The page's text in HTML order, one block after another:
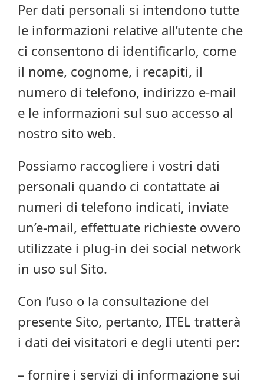
Per dati personali si intendono tutte
le informazioni relative all’utente che
ci consentono di identificarlo, come
il nome, cognome, i recapiti, il
numero di telefono, indirizzo e-mail
e le informazioni sul suo accesso al
nostro sito web.
Possiamo raccogliere i vostri dati
personali quando ci contattate ai
numeri di telefono indicati, inviate
un’e-mail, effettuate richieste ovvero
utilizzate i plug-in dei social network
in uso sul Sito.
Con l’uso o la consultazione del
presente Sito, pertanto, ITEL tratterà
i dati dei visitatori e degli utenti per:
– fornire i servizi di informazione sui